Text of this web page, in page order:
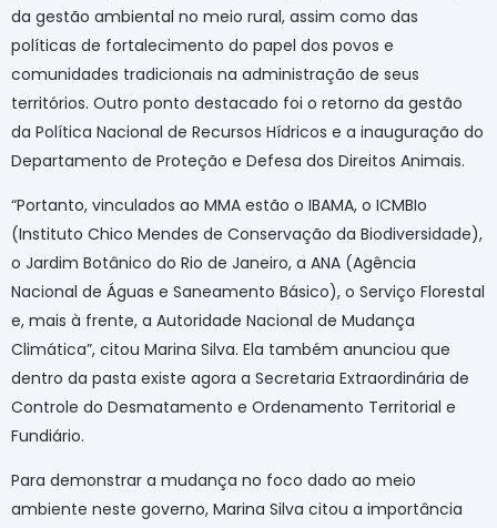
da gestão ambiental no meio rural, assim como das
políticas de fortalecimento do papel dos povos e
comunidades tradicionais na administração de seus
territórios. Outro ponto destacado foi o retorno da gestão
da Política Nacional de Recursos Hídricos e a inauguração do
Departamento de Proteção e Defesa dos Direitos Animais.
“Portanto, vinculados ao MMA estão o IBAMA, o ICMBIo
(Instituto Chico Mendes de Conservação da Biodiversidade),
o Jardim Botânico do Rio de Janeiro, a ANA (Agência
Nacional de Águas e Saneamento Básico), o Serviço Florestal
e, mais à frente, a Autoridade Nacional de Mudança
Climática”, citou Marina Silva. Ela também anunciou que
dentro da pasta existe agora a Secretaria Extraordinária de
Controle do Desmatamento e Ordenamento Territorial e
Fundiário.
Para demonstrar a mudança no foco dado ao meio
ambiente neste governo, Marina Silva citou a importância